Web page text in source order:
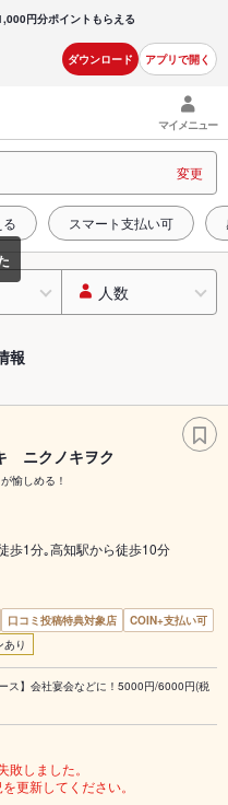
円分ポイントもらえる
ダウンロード アプリで開く
マイメニュー
変更
スマート支払い可
人数
報
ニクノキヲク
愉しめる！
歩1分｡高知駅から徒歩10分
口コミ投稿特典対象店
COIN+支払い可
あり
ス】会社宴会などに！5000円/6000円(税
しました。
更新してください。